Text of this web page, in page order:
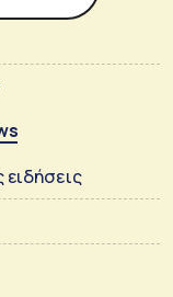
ειδήσεις